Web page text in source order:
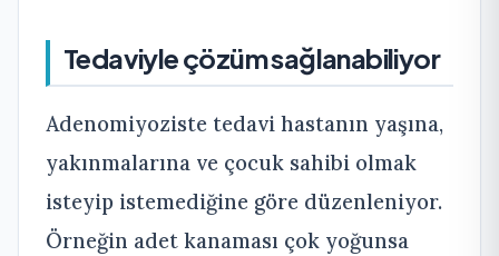
Tedaviyle çözüm sağlanabiliyor
Adenomiyoziste tedavi hastanın yaşına,
yakınmalarına ve çocuk sahibi olmak
isteyip istemediğine göre düzenleniyor.
Örneğin adet kanaması çok yoğunsa